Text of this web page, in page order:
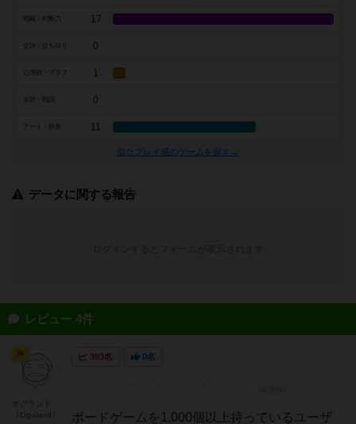
戦略・判断力 17
0
1
0
アート・外見 11
似たプレイ感のゲームを探す→
データに関する報告
レビュー 4件
393名 0名
ボードゲームを1,000個以上持っているユーザ